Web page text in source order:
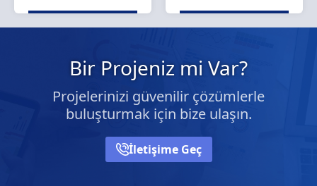
Bir Projeniz mi Var?
Projelerinizi güvenilir çözümlerle
buluşturmak için bize ulaşın.
İletişime Geç